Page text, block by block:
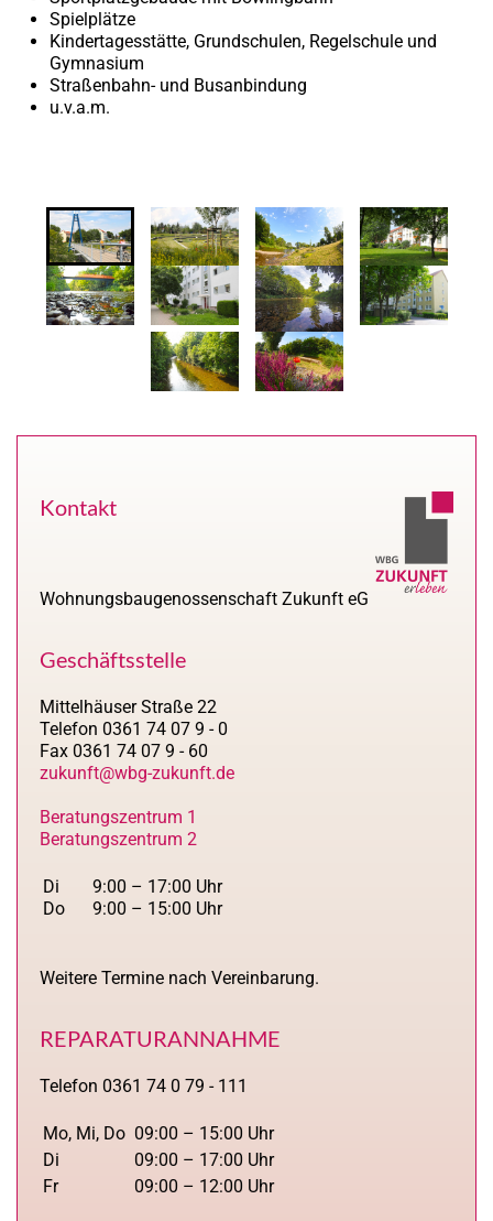
Spielplätze
Kindertagesstätte, Grundschulen, Regelschule und
Gymnasium
Straßenbahn- und Busanbindung
u.v.a.m.
Kontakt
Wohnungsbaugenossenschaft Zukunft eG
Geschäftsstelle
Mittelhäuser Straße 22
Telefon 0361 74 07 9 - 0
Fax 0361 74 07 9 - 60
zukunft@wbg-zukunft.de
Beratungszentrum 1
Beratungszentrum 2
Di
Do
9:00 – 17:00 Uhr
9:00 – 15:00 Uhr
Weitere Termine nach Vereinbarung.
REPARATURANNAHME
Telefon 0361 74 0 79 - 111
Mo, Mi, Do 09:00 – 15:00 Uhr
Di
09:00 – 17:00 Uhr
Fr
09:00 – 12:00 Uhr